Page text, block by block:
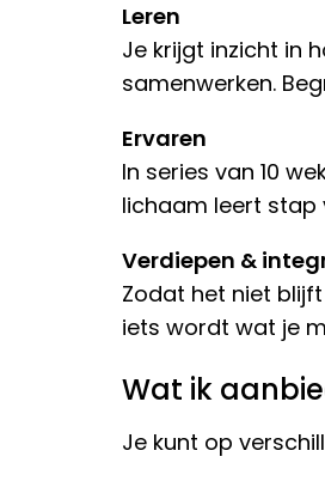
Leren
Je krijgt inzicht in
samenwerken.
Ervaren
In series van 10
lichaam leert stap
Verdiepen &
Zodat het niet
iets wordt wat je
Wat ik
Je kunt op